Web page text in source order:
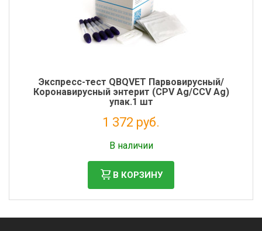
Экспресс-тест QBQVET Парвовирусный/
Коронавирусный энтерит (CPV Ag/CCV Ag)
упак.1 шт
1 372 руб.
В наличии
В КОРЗИНУ